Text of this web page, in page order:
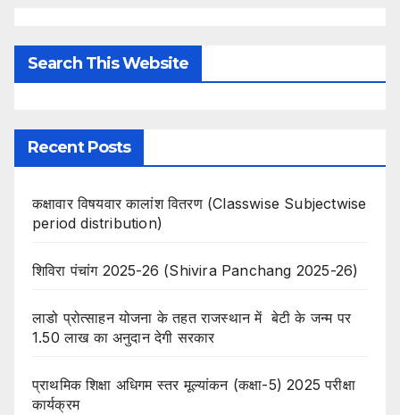
Search This Website
Recent Posts
कक्षावार विषयवार कालांश वितरण (Classwise Subjectwise
period distribution)
शिविरा पंचांग 2025-26 (Shivira Panchang 2025-26)
लाडो प्रोत्साहन योजना के तहत राजस्थान में बेटी के जन्म पर
1.50 लाख का अनुदान देगी सरकार
प्राथमिक शिक्षा अधिगम स्तर मूल्यांकन (कक्षा-5) 2025 परीक्षा
कार्यक्रम